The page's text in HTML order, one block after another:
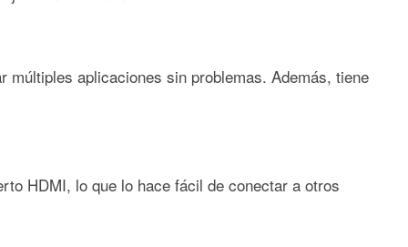
múltiples aplicaciones sin problemas. Además, tiene
HDMI, lo que lo hace fácil de conectar a otros